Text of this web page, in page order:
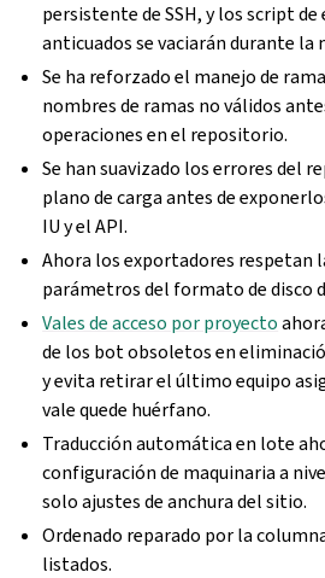
persistente de SSH, y los script
anticuados se vaciarán durante la
Se ha reforzado el manejo de
nombres de ramas no válidos
operaciones en el repositorio.
Se han suavizado los errores del
plano de carga antes de
IU y el API.
Ahora los exportadores respetan
parámetros del formato de disco
Vales de acceso por proyecto
de los bot obsoletos en
y evita retirar el último equipo
vale quede huérfano.
Traducción automática en lote
configuración de maquinaria a
solo ajustes de anchura del sitio.
Ordenado reparado por la
listados.